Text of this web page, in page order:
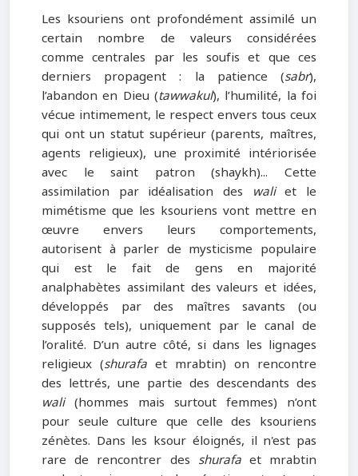
Les ksouriens ont profondément assimilé un
certain nombre de valeurs considérées
comme centrales par les soufis et que ces
derniers propagent : la patience (sabr),
l’abandon en Dieu (tawwakul), l’humilité, la foi
vécue intimement, le respect envers tous ceux
qui ont un statut supérieur (parents, maîtres,
agents religieux), une proximité intériorisée
avec le saint patron (shaykh)... Cette
assimilation par idéalisation des waliet le
mimétisme que les ksouriens vont mettre en
œuvre envers leurs comportements,
autorisent à parler de mysticisme populaire
qui est le fait de gens en majorité
analphabètes assimilant des valeurs et idées,
développés par des maîtres savants (ou
supposés tels), uniquement par le canal de
l’oralité. D’un autre côté, si dans les lignages
religieux (shurafa et mrabtin) on rencontre
des lettrés, une partie des descendants des
wali(hommes mais surtout femmes) n’ont
pour seule culture que celle des ksouriens
zénètes. Dans les ksour éloignés, il n'est pas
rare de rencontrer des shurafaet mrabtin